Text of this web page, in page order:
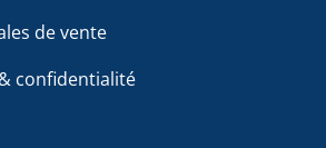
de vente
confidentialité